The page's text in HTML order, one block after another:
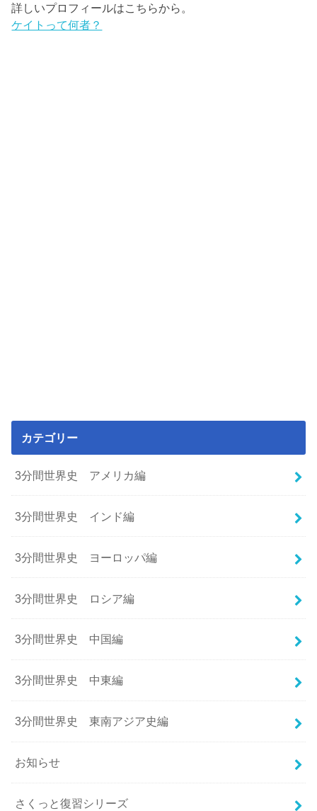
詳しいプロフィールはこちらから。
ケイトって何者？
カテゴリー
3分間世界史 アメリカ編
3分間世界史 インド編
3分間世界史 ヨーロッパ編
3分間世界史 ロシア編
3分間世界史 中国編
3分間世界史 中東編
3分間世界史 東南アジア史編
お知らせ
さくっと復習シリーズ